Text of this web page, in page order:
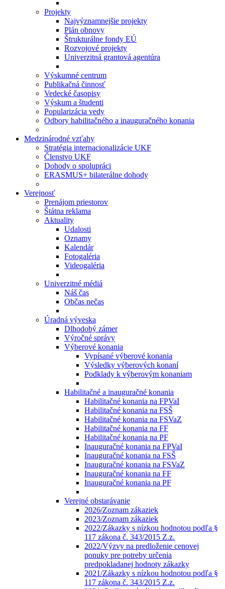
Projekty
Najvýznamnejšie projekty
Plán obnovy
Štrukturálne fondy EÚ
Rozvojové projekty
Univerzitná grantová agentúra
Výskumné centrum
Publikačná činnosť
Vedecké časopisy
Výskum a študenti
Popularizácia vedy
Odbory habilitačného a inauguračného konania
Medzinárodné vzťahy
Stratégia internacionalizácie UKF
Členstvo UKF
Dohody o spolupráci
ERASMUS+ bilaterálne dohody
Verejnosť
Prenájom priestorov
Štátna reklama
Aktuality
Udalosti
Oznamy
Kalendár
Fotogaléria
Videogaléria
Univerzitné médiá
Náš čas
Občas nečas
Úradná výveska
Dlhodobý zámer
Výročné správy
Výberové konania
Vypísané výberové konania
Výsledky výberových konaní
Podklady k výberovým konaniam
Habilitačné a inauguračné konania
Habilitačné konania na FPVaI
Habilitačné konania na FSŠ
Habilitačné konania na FSVaZ
Habilitačné konania na FF
Habilitačné konania na PF
Inauguračné konania na FPVaI
Inauguračné konania na FSŠ
Inauguračné konania na FSVaZ
Inauguračné konania na FF
Inauguračné konania na PF
Verejné obstarávanie
2026/Zoznam zákaziek
2023/Zoznam zákaziek
2022/Zákazky s nízkou hodnotou podľa §
117 zákona č. 343/2015 Z.z.
2022/Výzvy na predloženie cenovej
ponuky pre potreby určenia
predpokladanej hodnoty zákazky
2021/Zákazky s nízkou hodnotou podľa §
117 zákona č. 343/2015 Z.z.